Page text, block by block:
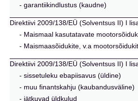
- garantiikindlustus (kaudne)
Direktiivi 2009/138/EÜ (Solventsus II) I
- Maismaal kasutatavate
- Maismaasõidukite, v.a
Direktiivi 2009/138/EÜ (Solventsus II) I
- sissetuleku ebapiisavus (üldine)
- muu finantskahju (kaubandusväline)
- jätkuvad üldkulud